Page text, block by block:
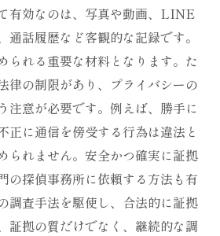
有効なのは、写真や動画、LINE
通話履歴など客観的な記録です。
られる重要な材料となります。た
律の制限があり、プライバシーの
注意が必要です。例えば、勝手に
正に通信を傍受する行為は違法と
られません。安全かつ確実に証拠
の探偵事務所に依頼する方法も有
調査手法を駆使し、合法的に証拠
証拠の質だけでなく、継続的な調